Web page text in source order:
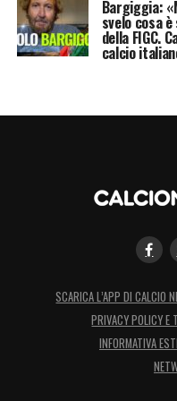
Bargiggia:
svelo cosa
della FIGC.
calcio
SCARICA L’APP DI CALCIO
PRIVACY POLICY E
INFORMATIVA